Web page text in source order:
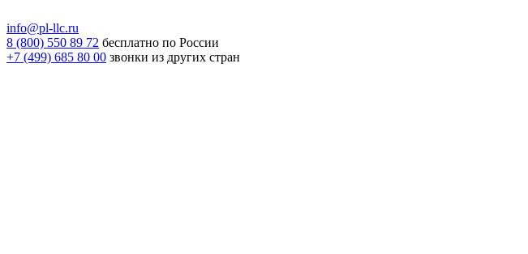
info@pl-llc.ru
8 (800) 550 89 72 бесплатно по России
+7 (499) 685 80 00 звонки из других стран